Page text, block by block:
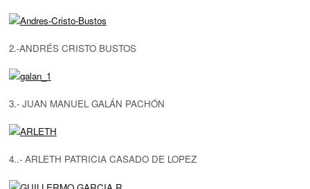
2.-ANDRÉS CRISTO BUSTOS
3.- JUAN MANUEL GALÁN PACHÓN
4..- ARLETH PATRICIA CASADO DE LOPEZ